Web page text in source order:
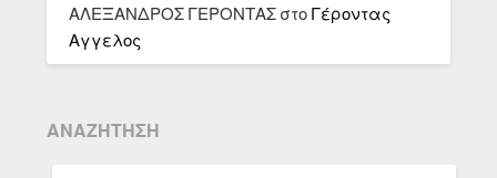
ΑΛΕΞΑΝΔΡΟΣ ΓΕΡΟΝΤΑΣ στο Γέροντας
Αγγελος
ΑΝΑΖΉΤΗΣΗ